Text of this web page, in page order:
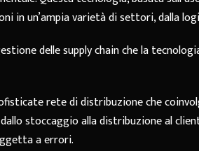
in un’ampia varietà di settori, dalla
delle supply chain che la
rete di distribuzione che
stoccaggio alla distribuzione al
a errori.